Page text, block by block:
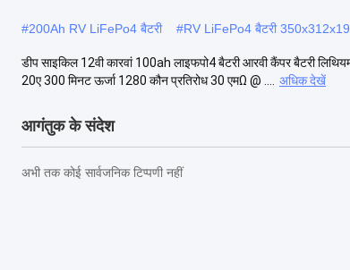
#200Ah RV LiFePo4 बैटरी #RV LiFePo4 बैटरी
डीप साइकिल 12वी कारवां 100ah लाइफपो4 बैटरी आरवी कैंपर बैटरी
20ए 300 मिनट ऊर्जा 1280 कौन प्रतिरोध 30 एमΩ @ ....
अधिक देखें
आगंतुक के संदेश
अभी तक कोई सार्वजनिक टिप्पणी नहीं